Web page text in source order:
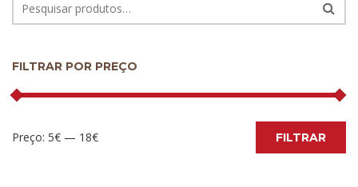
FILTRAR POR PREÇO
FILTRAR
Preço: 5€ — 18€